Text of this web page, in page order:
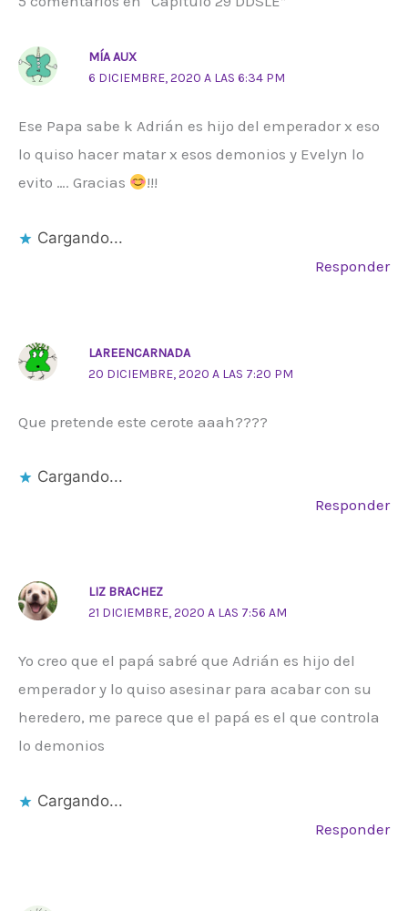
MÍA AUX
6 DICIEMBRE, 2020 A LAS 6:34 PM
Ese Papa sabe k Adrián es hijo del emperador x eso
lo quiso hacer matar x esos demonios y Evelyn lo
evito …. Gracias
!!!
Cargando...
Responder
LAREENCARNADA
20 DICIEMBRE, 2020 A LAS 7:20 PM
Que pretende este cerote aaah????
Cargando...
Responder
LIZ BRACHEZ
21 DICIEMBRE, 2020 A LAS 7:56 AM
Yo creo que el papá sabré que Adrián es hijo del
emperador y lo quiso asesinar para acabar con su
heredero, me parece que el papá es el que controla
lo demonios
Cargando...
Responder